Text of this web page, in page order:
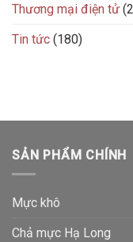
Thương mại điện tử
Tin tức (180)
SẢN PHẨM CHÍNH
Mực khô
Chả mực Hạ Long